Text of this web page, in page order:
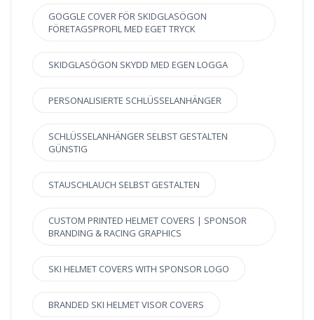
GOGGLE COVER FÖR SKIDGLASÖGON
FÖRETAGSPROFIL MED EGET TRYCK
SKIDGLASÖGON SKYDD MED EGEN LOGGA
PERSONALISIERTE SCHLÜSSELANHÄNGER
SCHLÜSSELANHÄNGER SELBST GESTALTEN
GÜNSTIG
STAUSCHLAUCH SELBST GESTALTEN
CUSTOM PRINTED HELMET COVERS | SPONSOR
BRANDING & RACING GRAPHICS
SKI HELMET COVERS WITH SPONSOR LOGO
BRANDED SKI HELMET VISOR COVERS